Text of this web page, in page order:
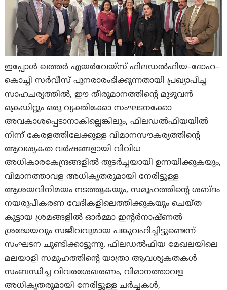
ഇപ്പോൾ ഖത്തർ എയർവേയ്സ് ഫിലഡൽഫിയ–ദോഹ–
കൊച്ചി സർവീസ് പുനരാരംഭിക്കുന്നതായി പ്രഖ്യാപിച്ച
സാഹചര്യത്തിൽ, ഈ തീരുമാനത്തിന്റെ മുഴുവൻ
ക്രെഡിറ്റും ഒരു വ്യക്തിക്കോ സംഘടനക്കോ
അവകാശപ്പെടാനാകില്ലെങ്കിലും, ഫിലഡൽഫിയയിൽ
നിന്ന് കേരളത്തിലേക്കുള്ള വിമാനസൗകര്യത്തിന്റെ
ആവശ്യകത വർഷങ്ങളായി വിവിധ
അധികാരകേന്ദ്രങ്ങളിൽ തുടർച്ചയായി ഉന്നയിക്കുകയും,
വിമാനത്താവള അധികൃതരുമായി നേരിട്ടുള്ള
ആശയവിനിമയം നടത്തുകയും, സമൂഹത്തിന്റെ ശബ്ദം
നയരൂപീകരണ വേദികളിലെത്തിക്കുകയും ചെയ്ത
കൂട്ടായ ശ്രമങ്ങളിൽ ഓർമ്മാ ഇൻ്റർനാഷ്ണൽ
ശ്രദ്ധേയവും സജീവവുമായ പങ്കുവഹിച്ചിട്ടുണ്ടെന്ന്
സംഘടന ചൂണ്ടിക്കാട്ടുന്നു. ഫിലഡൽഫിയ മേഖലയിലെ
മലയാളി സമൂഹത്തിന്റെ യാത്രാ ആവശ്യകതകൾ
സംബന്ധിച്ച വിവരശേഖരണം, വിമാനത്താവള
അധികൃതരുമായി നേരിട്ടുള്ള ചർച്ചകൾ,